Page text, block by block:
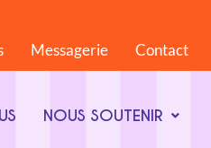
Messagerie Contact
NOUS SOUTENIR